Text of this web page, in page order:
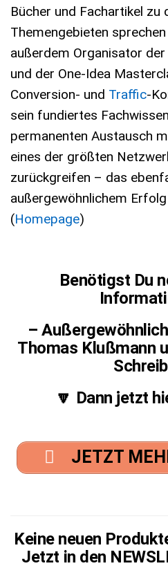
Bücher und Fachartikel zu
Themengebieten
außerdem Organisator
und der One-Idea
Conversion- und Traffic-
sein fundiertes
permanenten Austausch
eines der größten
zurückgreifen – das
außergewöhnlichem
(Homepage)
Benötigst Du
–
Thomas Klußmann
🔽 Dann jetzt
JETZT
Keine neuen
Jetzt in den